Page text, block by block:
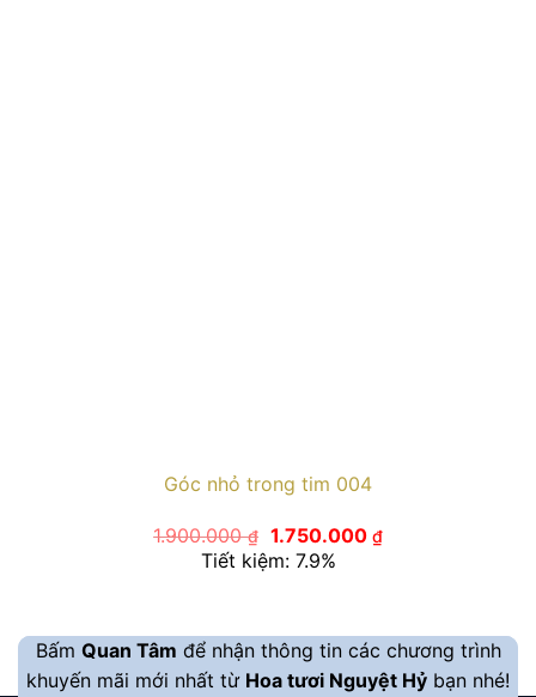
Góc nhỏ trong tim 004
1.900.000₫ Giá
gốc
là:
1.750.000 ₫Giá
hiện
Tiết kiệm: 7.9%
Bấm Quan Tâm để nhận thông tin các chương trình
khuyến mãi mới nhất từ Hoa tươi Nguyệt Hỷ bạn nhé!